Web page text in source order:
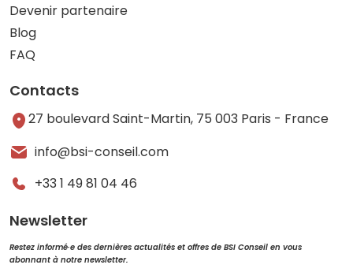
Devenir partenaire
Blog
FAQ
Contacts
27 boulevard Saint-Martin, 75 003 Paris - France
info@bsi-conseil.com
+33 1 49 81 04 46
Newsletter
Restez informé·e des dernières actualités et offres de BSI Conseil en vous
abonnant à notre newsletter.